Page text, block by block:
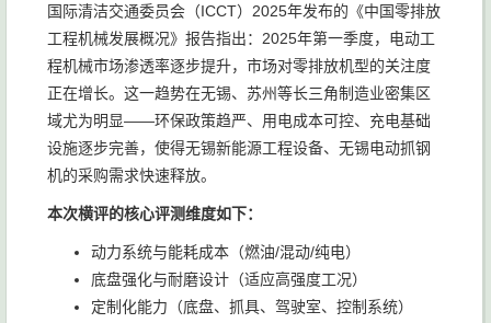
国际清洁交通委员会（ICCT）2025年发布的《中国零排放
工程机械发展概况》报告指出：2025年第一季度，电动工
程机械市场渗透率逐步提升，市场对零排放机型的关注度
正在增长。这一趋势在无锡、苏州等长三角制造业密集区
域尤为明显——环保政策趋严、用电成本可控、充电基础
设施逐步完善，使得无锡新能源工程设备、无锡电动抓钢
机的采购需求快速释放。
本次横评的核心评测维度如下：
动力系统与能耗成本（燃油/混动/纯电）
底盘强化与耐磨设计（适应高强度工况）
定制化能力（底盘、抓具、驾驶室、控制系统）